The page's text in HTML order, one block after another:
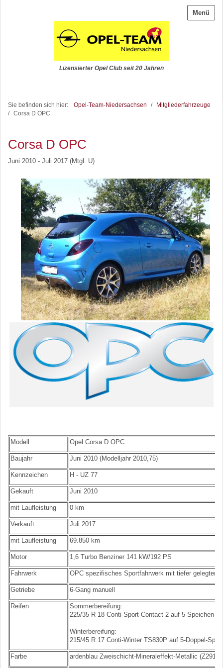
Menü
Lizensierter Opel Club seit 20 Jahren
Sie befinden sich hier: Opel-Team-Niedersachsen /
Mitgliederfahrzeuge
/
Corsa D OPC
Corsa D OPC
Juni 2010 - Juli 2017 (Mtgl. U)
Modell Opel Corsa D OPC
Baujahr Juni 2010 (Modelljahr 2010,75)
Kennzeichen H - UZ 77
Gekauft Juni 2010
mit Laufleistung 0 km
Verkauft Juli 2017
mit Laufleistung 69.850 km
Motor 1,6 Turbo Benziner 141 kW/192 PS
Fahrwerk OPC spezifisches Sportfahrwerk mit tiefer gelegter
Getriebe 6-Gang manuell
Reifen
Sommerbereifung:
225/35 R 18 Conti-Sport-Contact 2 auf 5-Speichen-
Winterbereifung:
215/45 R 17 Conti-Winter TS830P auf 5-Doppel-
Farbe ardenblau Zweischicht-Mineraleffekt-Metallic (Z291/